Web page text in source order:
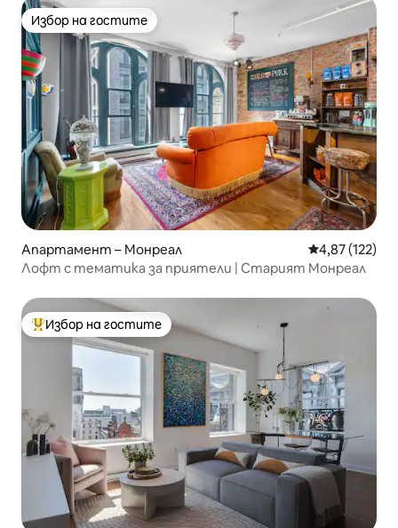
Избор на гостите
Избор на гостите
Апартамент – Монреал Средна
4,87 (122)
Лофт с тематика за приятели | Старият Монреал
Най-популярен избор на гостите
Избор на гостите